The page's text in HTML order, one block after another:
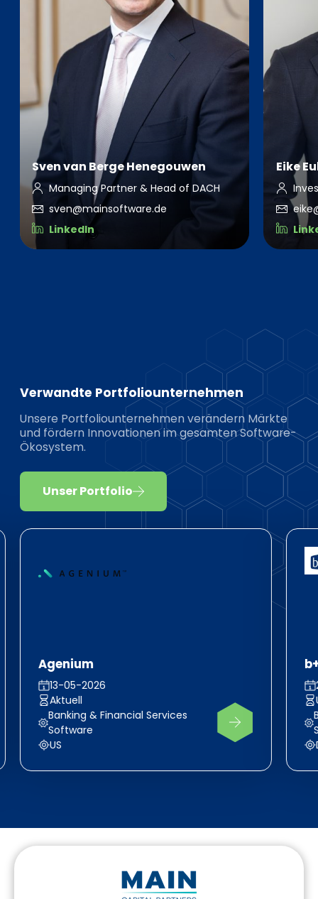
Sven van Berge Henegouwen
Managing Partner & Head of DACH
sven@mainsoftware.de
LinkedIn
Eike
Verwandte Portfoliounternehmen
Unsere Portfoliounternehmen verändern Märkte
und fördern Innovationen im gesamten Software-
Ökosystem.
Unser Portfolio
Agenium
13-05-2026
Aktuell
Banking & Financial Services
Software
US